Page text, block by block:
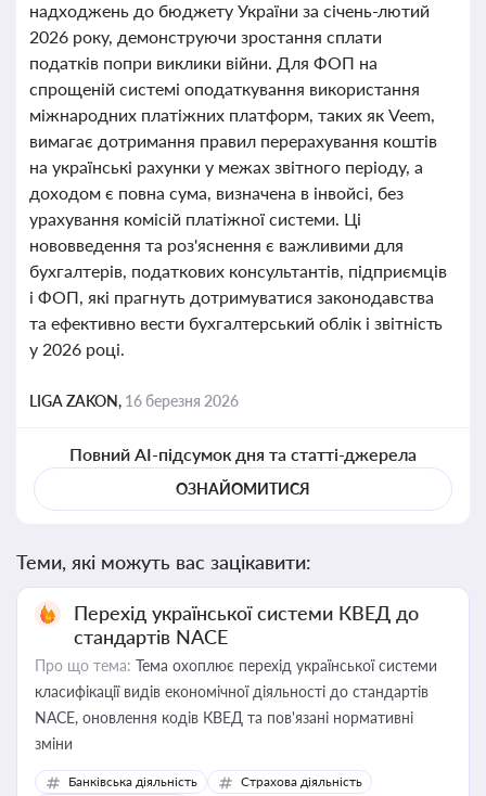
надходжень до бюджету України за січень-лютий
2026 року, демонструючи зростання сплати
податків попри виклики війни. Для ФОП на
спрощеній системі оподаткування використання
міжнародних платіжних платформ, таких як Veem,
вимагає дотримання правил перерахування коштів
на українські рахунки у межах звітного періоду, а
доходом є повна сума, визначена в інвойсі, без
урахування комісій платіжної системи. Ці
нововведення та роз'яснення є важливими для
бухгалтерів, податкових консультантів, підприємців
і ФОП, які прагнуть дотримуватися законодавства
та ефективно вести бухгалтерський облік і звітність
у 2026 році.
LIGA ZAKON, 16 березня 2026
Повний AI-підсумок дня та статті-джерела
ОЗНАЙОМИТИСЯ
Теми, які можуть вас зацікавити:
Перехід української системи КВЕД до
стандартів NACE
Про що тема: Тема охоплює перехід української системи
класифікації видів економічної діяльності до стандартів
NACE, оновлення кодів КВЕД та пов'язані нормативні
зміни
Банківська діяльність
Страхова діяльність